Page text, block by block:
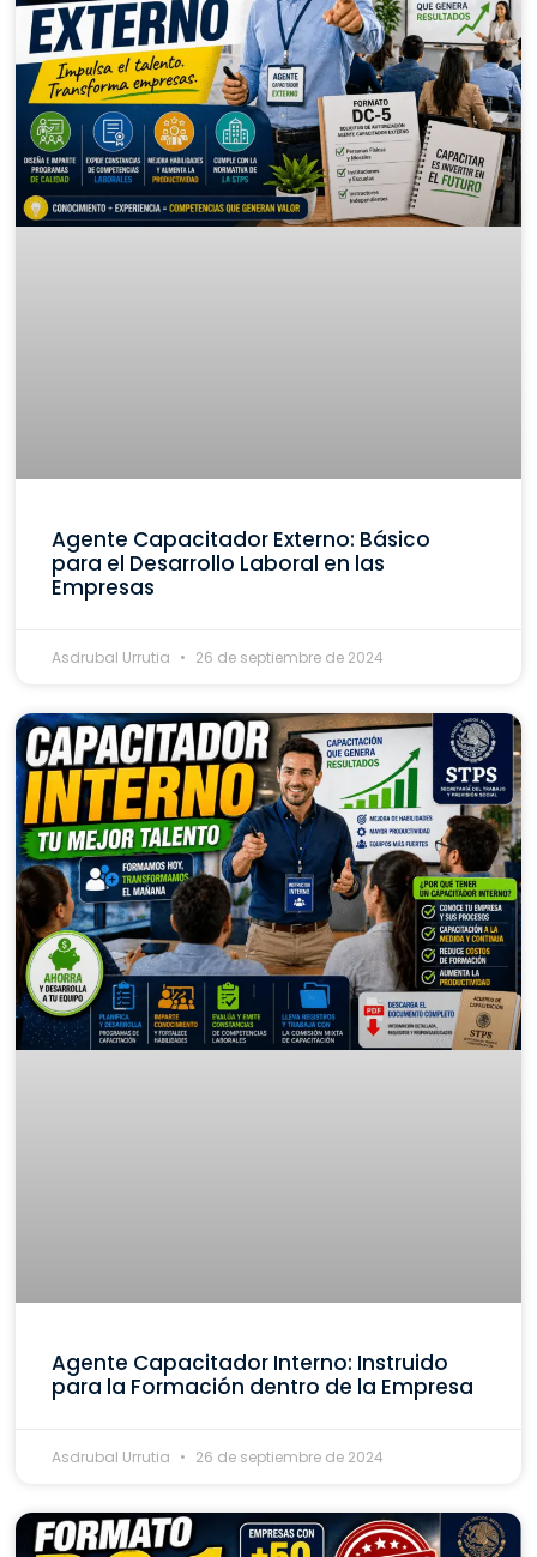
Agente Capacitador Externo: Básico
para el Desarrollo Laboral en las
Empresas
Asdrubal Urrutia 26 de septiembre de 2024
Agente Capacitador Interno: Instruido
para la Formación dentro de la Empresa
Asdrubal Urrutia 26 de septiembre de 2024